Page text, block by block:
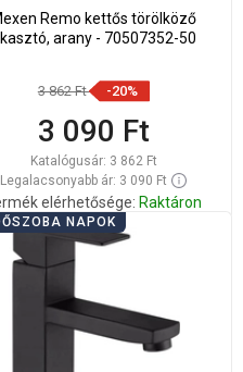
Remo kettős törölköző
arany - 70507352-50
3 862 Ft -20%
3 090 Ft
Katalógusár: 3 862 Ft
Legalacsonyabb ár: 3 090 Ft
elérhetősége: Raktáron
Kosárba
NAPOK